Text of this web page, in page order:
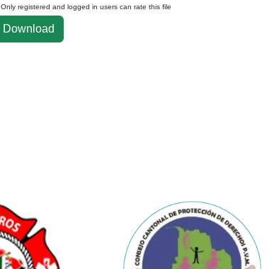
Only registered and logged in users can rate this file